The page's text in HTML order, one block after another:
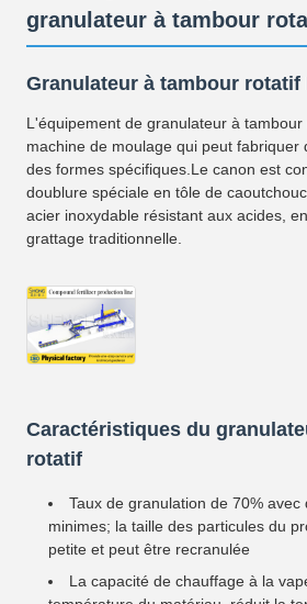
granulateur à tambour
Granulateur à tambour
L'équipement de granulateur à
machine de moulage qui peut fabriquer
des formes spécifiques.Le canon est
doublure spéciale en tôle de
acier inoxydable résistant aux acides,
grattage traditionnelle.
Caractéristiques du
rotatif
Taux de granulation de 70% avec
minimes; la taille des particules du
petite et peut être recranulée
La capacité de chauffage à la